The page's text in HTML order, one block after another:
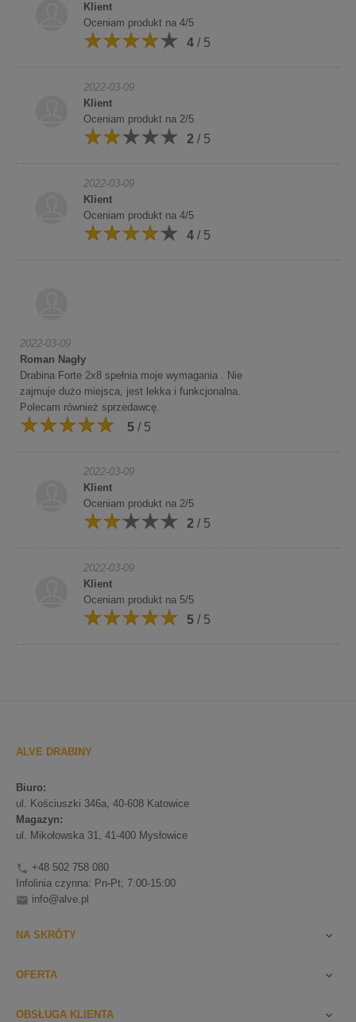
Klient
Oceniam produkt na 4/5
4 / 5
2022-03-09
Klient
Oceniam produkt na 2/5
2 / 5
2022-03-09
Klient
Oceniam produkt na 4/5
4 / 5
2022-03-09
Roman Nagły
Drabina Forte 2x8 spełnia moje wymagania . Nie
zajmuje dużo miejsca, jest lekka i funkcjonalna.
Polecam również sprzedawcę.
5 / 5
2022-03-09
Klient
Oceniam produkt na 2/5
2 / 5
2022-03-09
Klient
Oceniam produkt na 5/5
5 / 5
ALVE DRABINY
Biuro:
ul. Kościuszki 346a, 40-608 Katowice
Magazyn:
ul. Mikołowska 31, 41-400 Mysłowice
 +48 502 758 080
Infolinia czynna: Pn-Pt; 7:00-15:00
 info@alve.pl
NA SKRÓTY 
OFERTA 
OBSŁUGA KLIENTA 